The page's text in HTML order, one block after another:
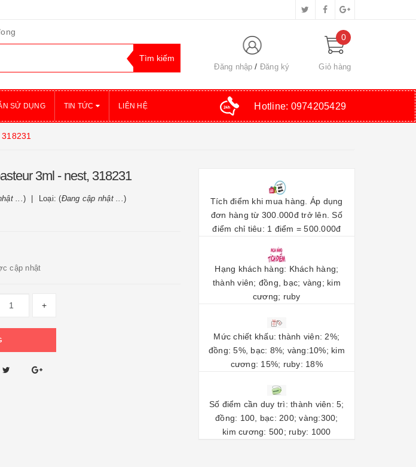
Đăng nhập Đăng ký
0
Giỏ hàng
SỬ DỤNG TIN TỨC LIÊN HỆ Hotline: 0974205429
3ml - nest, 318231
...) Loại: (Đang cập nhật ...)
cập nhật
+
Tích điểm khi mua hàng. Áp dụng
đơn hàng từ 300.000đ trở lên. Số
điểm chỉ tiêu: 1 điểm = 500.000đ
Hạng khách hàng: Khách hàng;
thành viên; đồng, bạc; vàng; kim
cương; ruby
Mức chiết khấu: thành viên: 2%;
đồng: 5%, bạc: 8%; vàng:10%; kim
cương: 15%; ruby: 18%
Số điểm cần duy trì: thành viên: 5;
đồng: 100, bạc: 200; vàng:300;
kim cương: 500; ruby: 1000